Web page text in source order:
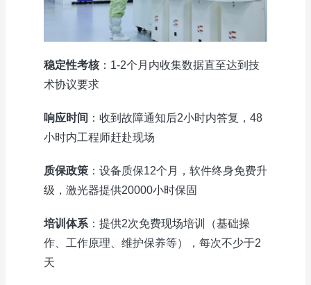
稳定性考核：1-2个月内收集数据直至达到技
术协议要求
响应时间 ：收到故障通知后2小时内答复，48
小时内工程师赶赴现场
质保政策 ：设备质保12个月，软件终身免费升
级，激光器提供20000小时保固
培训体系 ：提供2次免费现场培训（基础操
作、工作原理、维护保养等），每次不少于2
天